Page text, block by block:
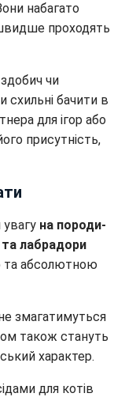
набагато
проходять
чи
схильні бачити в
для ігор або
присутність,
на породи-
лабрадори
та абсолютною
змагатимуться
також стануть
характер.
для котів